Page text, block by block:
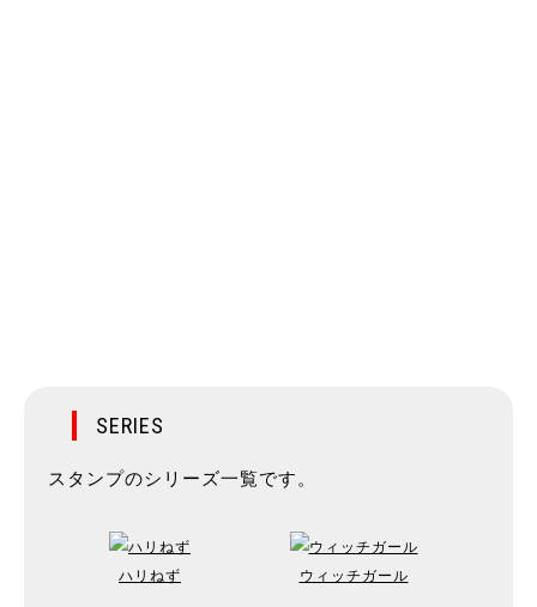
SERIES
スタンプのシリーズ一覧です。
ハリねず ウィッチガール